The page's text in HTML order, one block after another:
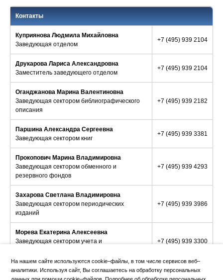
изданиями ведется на основе федерального обязательного
экземпляра Российской книжной палаты. Многоэкземплярная
средства библиотеки, выделенные ректоратом МГУ, а также
при финансовой помощи факультетов. Книги приобретаются
благотворительных фондов, авторов, читателей, из других
источников.
С 1930-х гг. в фонд библиотеки поступают защищенные в МГУ
диссертации и их авторефераты.
закупается в книготорговых фирмах.
Ежегодно в библиотеку поступает около 100 000 экземпляров
книг, журналов, диссертаций и других видов изданий.
Все поступления отражаются в электронном каталоге
Большое значение в информационном обеспечении учебно-
научного процесса имеет доступ к полнотекстовым и
реферативным базам данных отечественных и иностранных
журналов и книг, организацией которого отдел комплектования
занимается совместно с отделом электронных ресурсов.
Контакты
Куприянова Людмила Михайловна
Заведующая отделом
+7 (495) 939 2104
Друкарова Лариса Александровна
Заместитель заведующего отделом
+7 (495) 939 2104
Оганджанова Марина Валентиновна
Заведующая сектором библиографического
описания
+7 (495) 939 2182
Паршина Александра Сергеевна
Заведующая сектором книг
+7 (495) 939 3381
Прокопович Марина Владимировна
Заведующая сектором обменного и
резервного фондов
+7 (495) 939 4293
Захарова Светлана Владимировна
Заведующая сектором периодических
изданий
+7 (495) 939 3986
Морева Екатерина Алексеевна
Заведующая сектором учета и
+7 (495) 939 3300
На нашем сайте используются cookie–файлы, в том числе сервисов веб–
аналитики. Используя сайт, Вы соглашаетесь на обработку персональных